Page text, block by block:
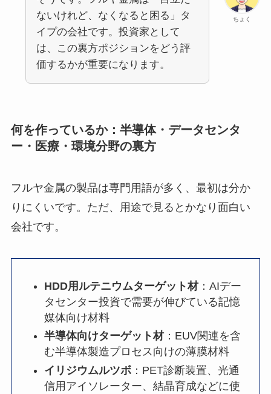
ちょく
ないけれど、なくなると困る」タ
イプの会社です。投資家として
は、この裏方ポジションをどう評
価するかが重要になります。
何を作っているか：半導体・データセンタ
ー・医療・環境分野の裏方
フルヤ金属の製品は専門用語が多く、最初は分か
りにくいです。ただ、用途で見るとかなり面白い
会社です。
HDD用ルテニウムターゲット材：AIデー
タセンター投資で需要が伸びている記憶
媒体向け材料
半導体向けターゲット材：EUV関連を含
む半導体製造プロセス向けの薄膜材料
イリジウムルツボ：PET診断装置、光通
信用アイソレーター、結晶育成などに使